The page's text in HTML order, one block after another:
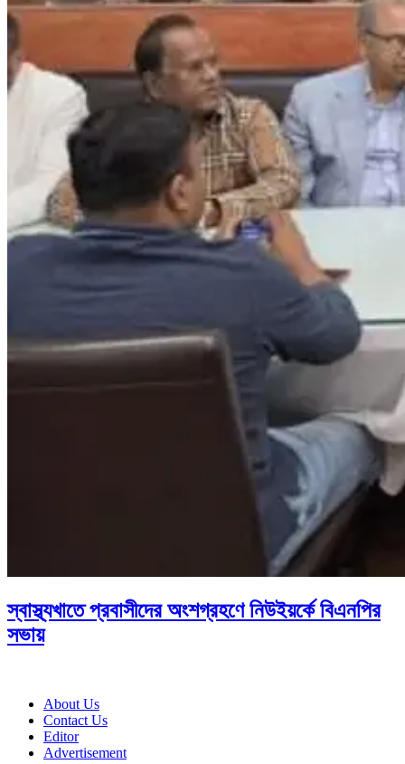
স্বাস্থ্যখাতে প্রবাসীদের অংশগ্রহণে নিউইয়র্কে বিএনপির
সভায়
About Us
Contact Us
Editor
Advertisement